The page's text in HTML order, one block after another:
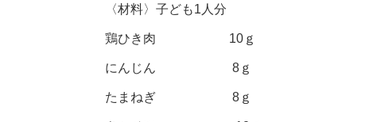
〈材料〉子ども1人分
鶏ひき肉 10ｇ
にんじん 8ｇ
たまねぎ 8ｇ